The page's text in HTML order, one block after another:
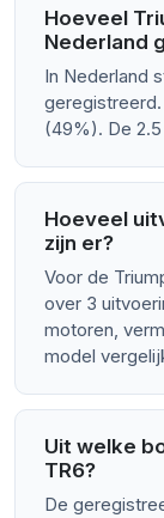
Hoeveel
Nederland
In Nederland
(49%). De
Hoeveel
zijn er?
Voor de
over 3
motoren,
model
Uit welke
TR6?
De